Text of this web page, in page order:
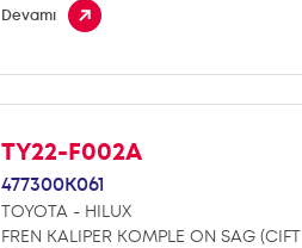
Devamı
TY22-F002A
477300K061
TOYOTA - HILUX
FREN KALIPER KOMPLE ON SAG (CIFT